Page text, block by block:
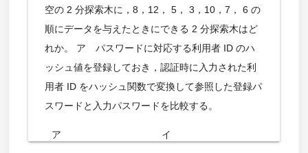
空の 2 分探索木に，8，12， 5， 3，10，7， 6 の
順にデータを与えたときにできる 2 分探索木はど
れか。 ア パスワードに対応する利用者 ID のハ
ッシュ値を登録しておき，認証時に入力された利
用者 ID をハッシュ関数で変換して参照した登録パ
スワードと入力パスワードを比較する。
ア イ